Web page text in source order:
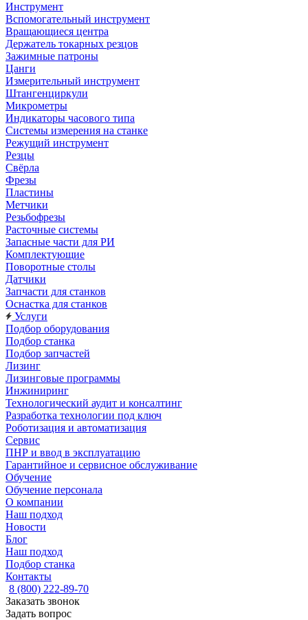
Инструмент
Вспомогательный инструмент
Вращающиеся центра
Держатель токарных резцов
Зажимные патроны
Цанги
Измерительный инструмент
Штангенциркули
Микрометры
Индикаторы часового типа
Системы измерения на станке
Режущий инструмент
Резцы
Свёрла
Фрезы
Пластины
Метчики
Резьбофрезы
Расточные системы
Запасные части для РИ
Комплектующие
Поворотные столы
Датчики
Запчасти для станков
Оснастка для станков
Услуги
Подбор оборудования
Подбор станка
Подбор запчастей
Лизинг
Лизинговые программы
Инжиниринг
Технологический аудит и консалтинг
Разработка технологии под ключ
Роботизация и автоматизация
Сервис
ПНР и ввод в эксплуатацию
Гарантийное и сервисное обслуживание
Обучение
Обучение персонала
О компании
Наш подход
Новости
Блог
Наш подход
Подбор станка
Контакты
8 (800) 222-89-70
Заказать звонок
Задать вопрос